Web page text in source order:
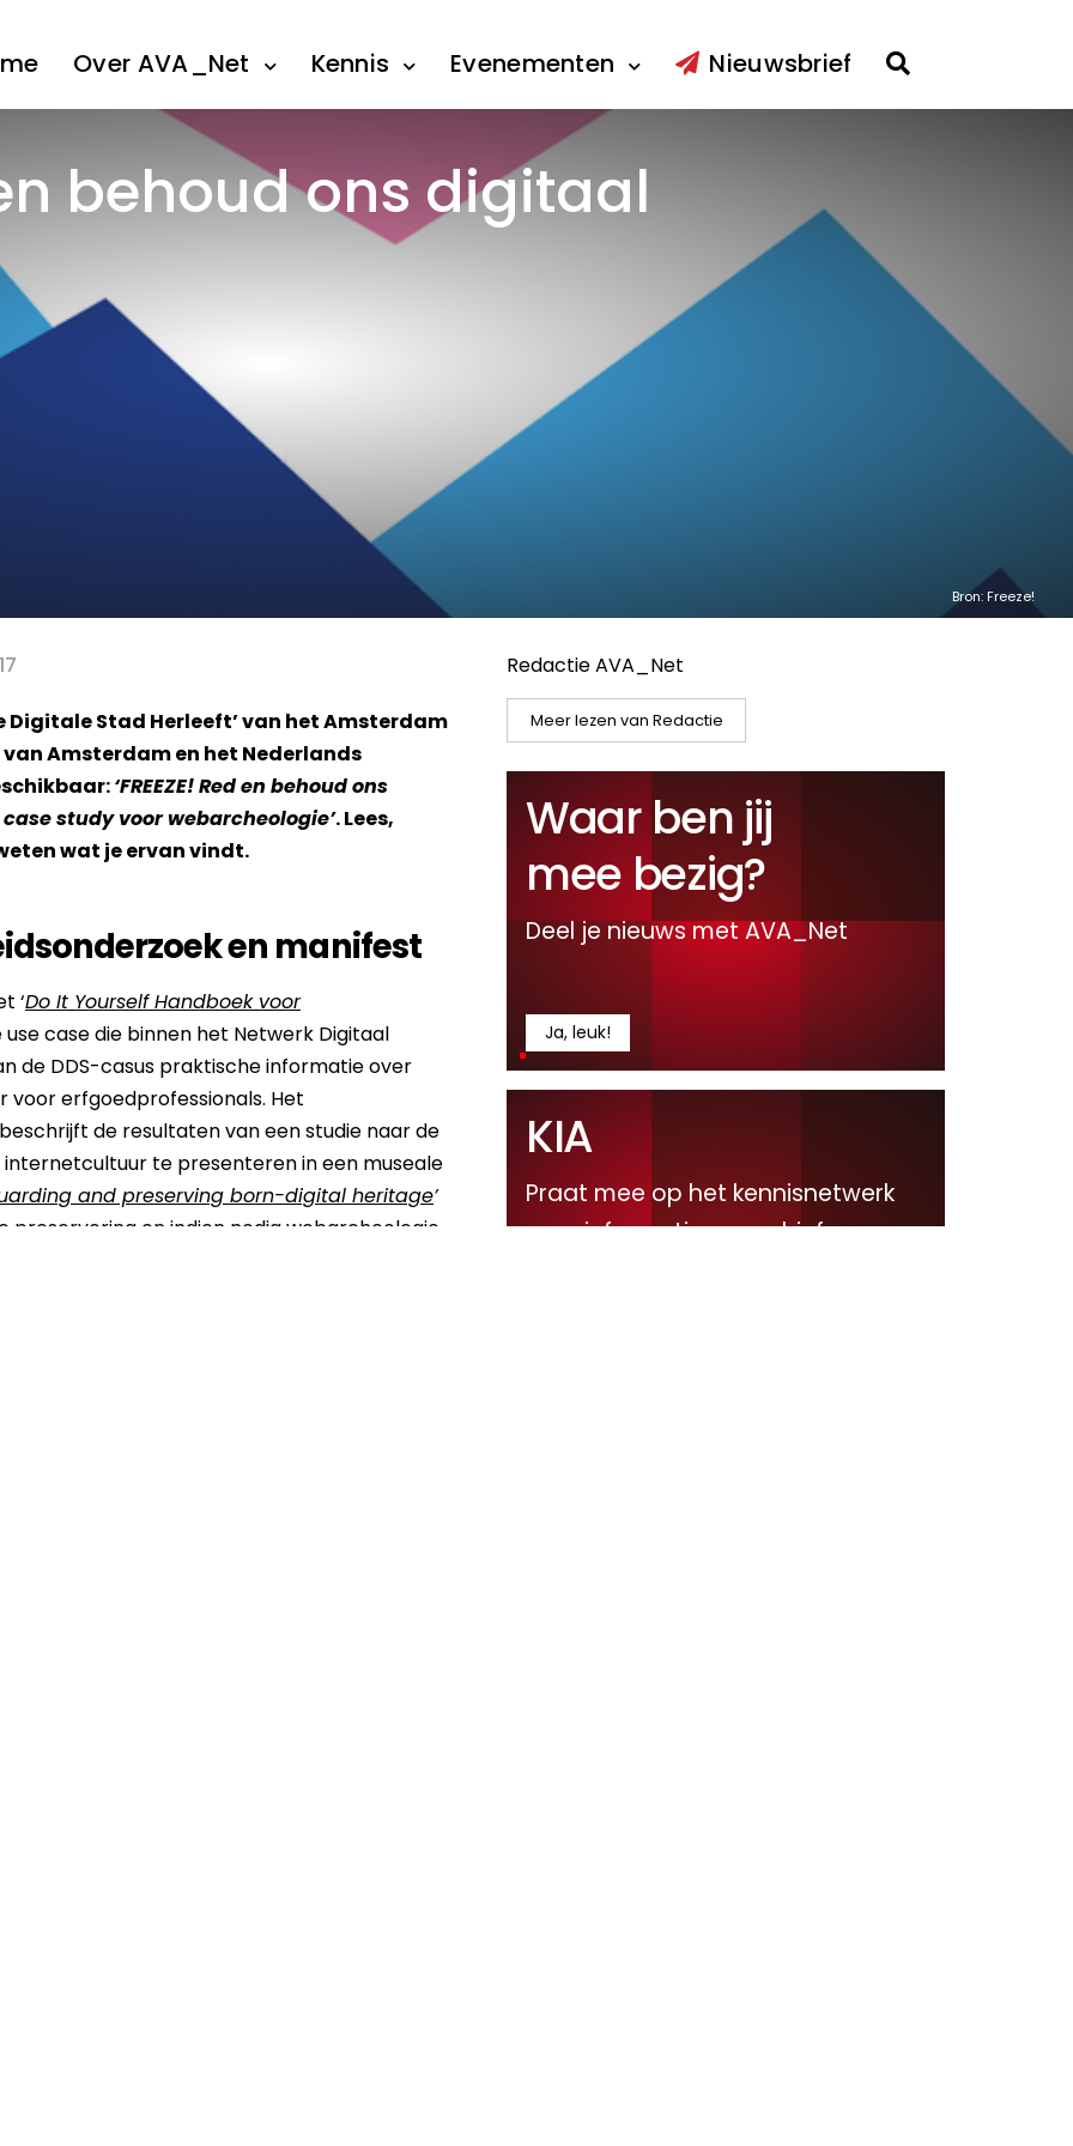
Over AVA_Net Kennis Evenementen Nieuwsbrief
en behoud ons digitaal
Bron: Freeze!
Digitale Stad Herleeft’ van het Amsterdam
Amsterdam en het Nederlands
‘FREEZE! Red en behoud ons
study voor webarcheologie’. Lees,
wat je ervan vindt.
en manifest
‘Do It Yourself Handboek voor
use case die binnen het Netwerk Digitaal
de DDS-casus praktische informatie over
erfgoedprofessionals. Het
de resultaten van een studie naar de
te presenteren in een museale
and preserving born-digital heritage’
en indien nodig webarcheologie
Redactie AVA_Net
Meer lezen van Redactie
Waar ben jij
mee bezig?
Deel je nieuws met AVA_Net
Ja, leuk!
KIA
Praat mee op het kennisnetwerk
voor informatie en archief.